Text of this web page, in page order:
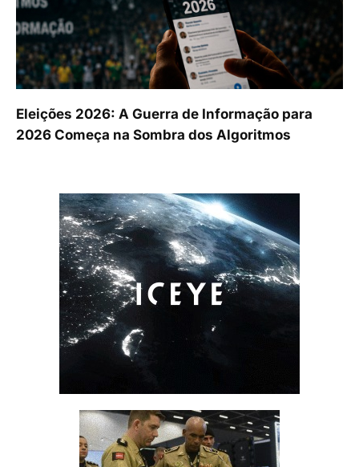
Eleições 2026: A Guerra de Informação para
2026 Começa na Sombra dos Algoritmos